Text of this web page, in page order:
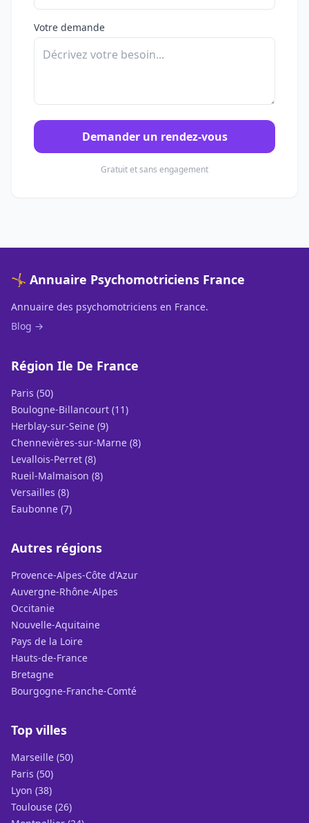
Votre demande
Demander un rendez-vous
Gratuit et sans engagement
🤸 Annuaire Psychomotriciens France
Annuaire des psychomotriciens en France.
Blog →
Région Ile De France
Paris (50)
Boulogne-Billancourt (11)
Herblay-sur-Seine (9)
Chennevières-sur-Marne (8)
Levallois-Perret (8)
Rueil-Malmaison (8)
Versailles (8)
Eaubonne (7)
Autres régions
Provence-Alpes-Côte d'Azur
Auvergne-Rhône-Alpes
Occitanie
Nouvelle-Aquitaine
Pays de la Loire
Hauts-de-France
Bretagne
Bourgogne-Franche-Comté
Top villes
Marseille (50)
Paris (50)
Lyon (38)
Toulouse (26)